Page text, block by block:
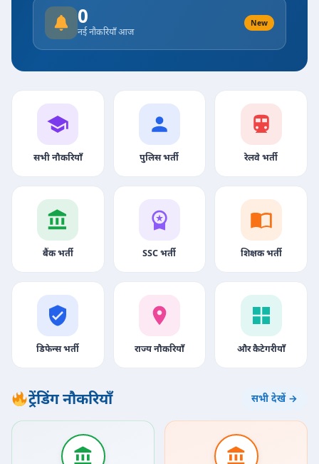
0
नई नौकरियाँ आज
New
सभी नौकरियाँ पुलिस भर्ती रेलवे भर्ती
बैंक भर्ती SSC भर्ती शिक्षक भर्ती
डिफेन्स भर्ती राज्य नौकरियाँ और कैटेगरीयाँ
ट्रेंडिंग नौकरियाँ सभी देखें →